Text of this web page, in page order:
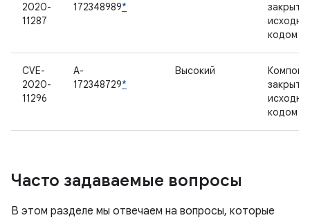
2020-
11287
172348989*
кодом
CVE-
2020-
11296
A-
172348729*
Высокий
кодом
Часто задаваемые вопросы
В этом разделе мы отвечаем на вопросы, которые